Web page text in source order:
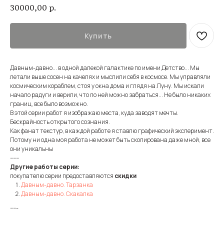
30000,00 р.
Купить
Давным-давно... в одной далекой галактике по имени Детство... Мы
летали выше сосен на качелях и мыслили себя в космосе. Мы управляли
космическим кораблем, стоя у окна дома и глядя на Луну. Мы искали
начало радуги и верили, что по ней можно забраться... Не было никаких
границ, все было возможно.
В этой серии работ я изображаю места, куда заводят мечты.
Бескрайность открытого сознания.
Как фанат текстур, в каждой работе я ставлю графический эксперимент.
Потому ни одна моя работа не может быть скопирована даже мной, все
они уникальны
------
Другие работы серии:
покупателю серии предоставляются скидки
Давным-давно. Тарзанка
Давным-давно. Скакалка
-----